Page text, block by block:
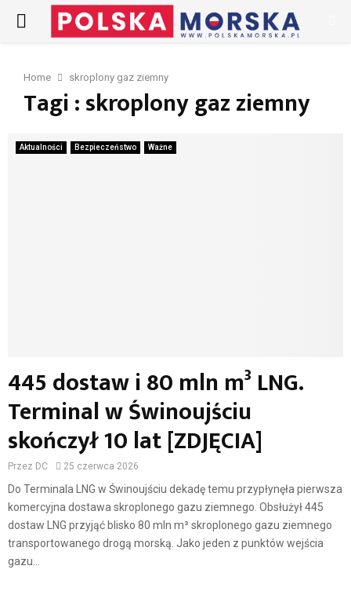
PRIMARY
Home skroplony gaz ziemny
Tagi : skroplony gaz ziemny
Aktualności Bezpieczeństwo Ważne
445 dostaw i 80 mln m³ LNG.
Terminal w Świnoujściu
skończył 10 lat [ZDJĘCIA]
Przez DC 25 czerwca 2026
Do Terminala LNG w Świnoujściu dekadę temu przypłynęła pierwsza
komercyjna dostawa skroplonego gazu ziemnego. Obsłużył 445
dostaw LNG przyjąć blisko 80 mln m³ skroplonego gazu ziemnego
transportowanego drogą morską. Jako jeden z punktów wejścia
gazu...